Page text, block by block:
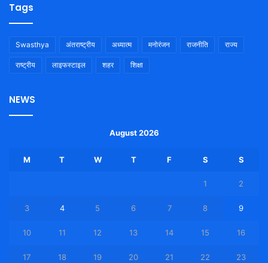
Tags
Swasthya अंतराष्ट्रीय अध्यात्म मनोरंजन राजनीति राज्य
राष्ट्रीय लाइफस्टाइल शहर शिक्षा
NEWS
August 2026
M T W T F S S
1 2
3 4 5 6 7 8 9
10 11 12 13 14 15 16
17 18 19 20 21 22 23